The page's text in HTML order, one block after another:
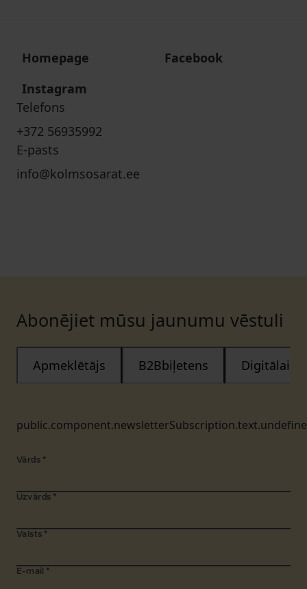
Homepage
Facebook
Instagram
Telefons
+372 56935992
E-pasts
info@kolmsosarat.ee
Abonējiet mūsu jaunumu vēstuli
Apmeklētājs B2Bbiļetens Digitālais
Vārds *
Uzvārds *
Valsts *
E-mail *